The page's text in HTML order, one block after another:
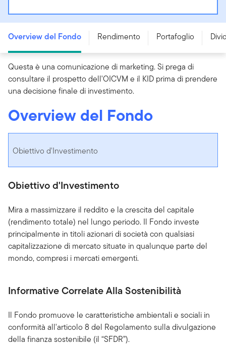
LU0211328371
Overview del Fondo Rendimento Portafoglio
Questa è una comunicazione di marketing. Si prega di
consultare il prospetto dell'OICVM e il KID prima di prendere
una decisione finale di investimento.
Overview del Fondo
Obiettivo d'Investimento
Obiettivo d'Investimento
Mira a massimizzare il reddito e la crescita del capitale
(rendimento totale) nel lungo periodo. Il Fondo investe
principalmente in titoli azionari di società con qualsiasi
capitalizzazione di mercato situate in qualunque parte del
mondo, compresi i mercati emergenti.
Informative Correlate Alla Sostenibilità
Il Fondo promuove le caratteristiche ambientali e sociali in
conformità all'articolo 8 del Regolamento sulla divulgazione
della finanza sostenibile (il “SFDR”).